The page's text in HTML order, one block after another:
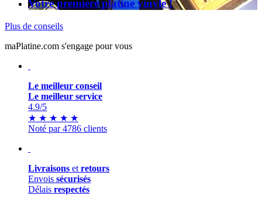
Votre première platine vinyle !
Plus de conseils
maPlatine.com s'engage pour vous
Le meilleur conseil
Le meilleur service
4.9/5
★ ★ ★ ★ ★
Noté par 4786 clients
Livraisons et retours
Envois sécurisés
Délais respectés